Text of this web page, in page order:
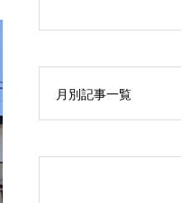
月別記事一覧